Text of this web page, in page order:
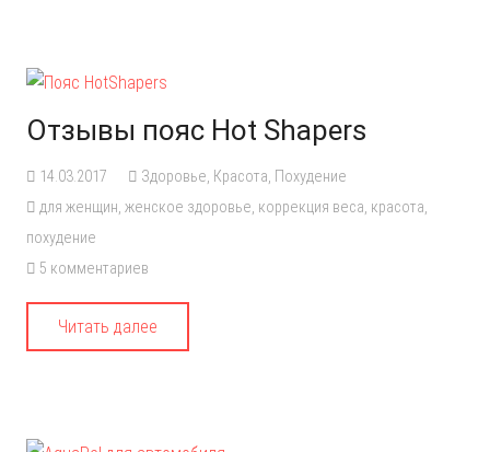
Отзывы пояс Hot Shapers
14.03.2017 Здоровье, Красота, Похудение
для женщин, женское здоровье, коррекция веса, красота,
похудение
5 комментариев
Читать далее